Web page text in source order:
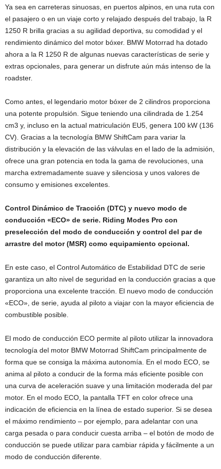
Ya sea en carreteras sinuosas, en puertos alpinos, en una ruta con
el pasajero o en un viaje corto y relajado después del trabajo, la R
1250 R brilla gracias a su agilidad deportiva, su comodidad y el
rendimiento dinámico del motor bóxer. BMW Motorrad ha dotado
ahora a la R 1250 R de algunas nuevas características de serie y
extras opcionales, para generar un disfrute aún más intenso de la
roadster.
Como antes, el legendario motor bóxer de 2 cilindros proporciona
una potente propulsión. Sigue teniendo una cilindrada de 1.254
cm3 y, incluso en la actual matriculación EU5, genera 100 kW (136
CV). Gracias a la tecnología BMW ShiftCam para variar la
distribución y la elevación de las válvulas en el lado de la admisión,
ofrece una gran potencia en toda la gama de revoluciones, una
marcha extremadamente suave y silenciosa y unos valores de
consumo y emisiones excelentes.
Control Dinámico de Tracción (DTC) y nuevo modo de
conducción «ECO» de serie. Riding Modes Pro con
preselección del modo de conducción y control del par de
arrastre del motor (MSR) como equipamiento opcional.
En este caso, el Control Automático de Estabilidad DTC de serie
garantiza un alto nivel de seguridad en la conducción gracias a que
proporciona una excelente tracción. El nuevo modo de conducción
«ECO», de serie, ayuda al piloto a viajar con la mayor eficiencia de
combustible posible.
El modo de conducción ECO permite al piloto utilizar la innovadora
tecnología del motor BMW Motorrad ShiftCam principalmente de
forma que se consiga la máxima autonomía. En el modo ECO, se
anima al piloto a conducir de la forma más eficiente posible con
una curva de aceleración suave y una limitación moderada del par
motor. En el modo ECO, la pantalla TFT en color ofrece una
indicación de eficiencia en la línea de estado superior. Si se desea
el máximo rendimiento – por ejemplo, para adelantar con una
carga pesada o para conducir cuesta arriba – el botón de modo de
conducción se puede utilizar para cambiar rápida y fácilmente a un
modo de conducción diferente.